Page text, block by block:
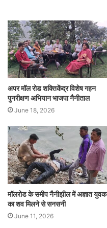
अपर मॉल रोड शक्तिकेंद्र विशेष गहन
पुनरीक्षण अभियान भाजपा नैनीताल
June 18, 2026
मॉलरोड के समीप नैनीझील में अज्ञात युवक
का शव मिलने से सनसनी
June 11, 2026